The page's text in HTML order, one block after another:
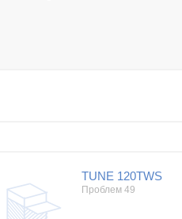
TUNE 120TWS
Проблем 49